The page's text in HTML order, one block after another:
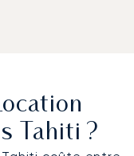
vol sur
toute
Tahiti ?